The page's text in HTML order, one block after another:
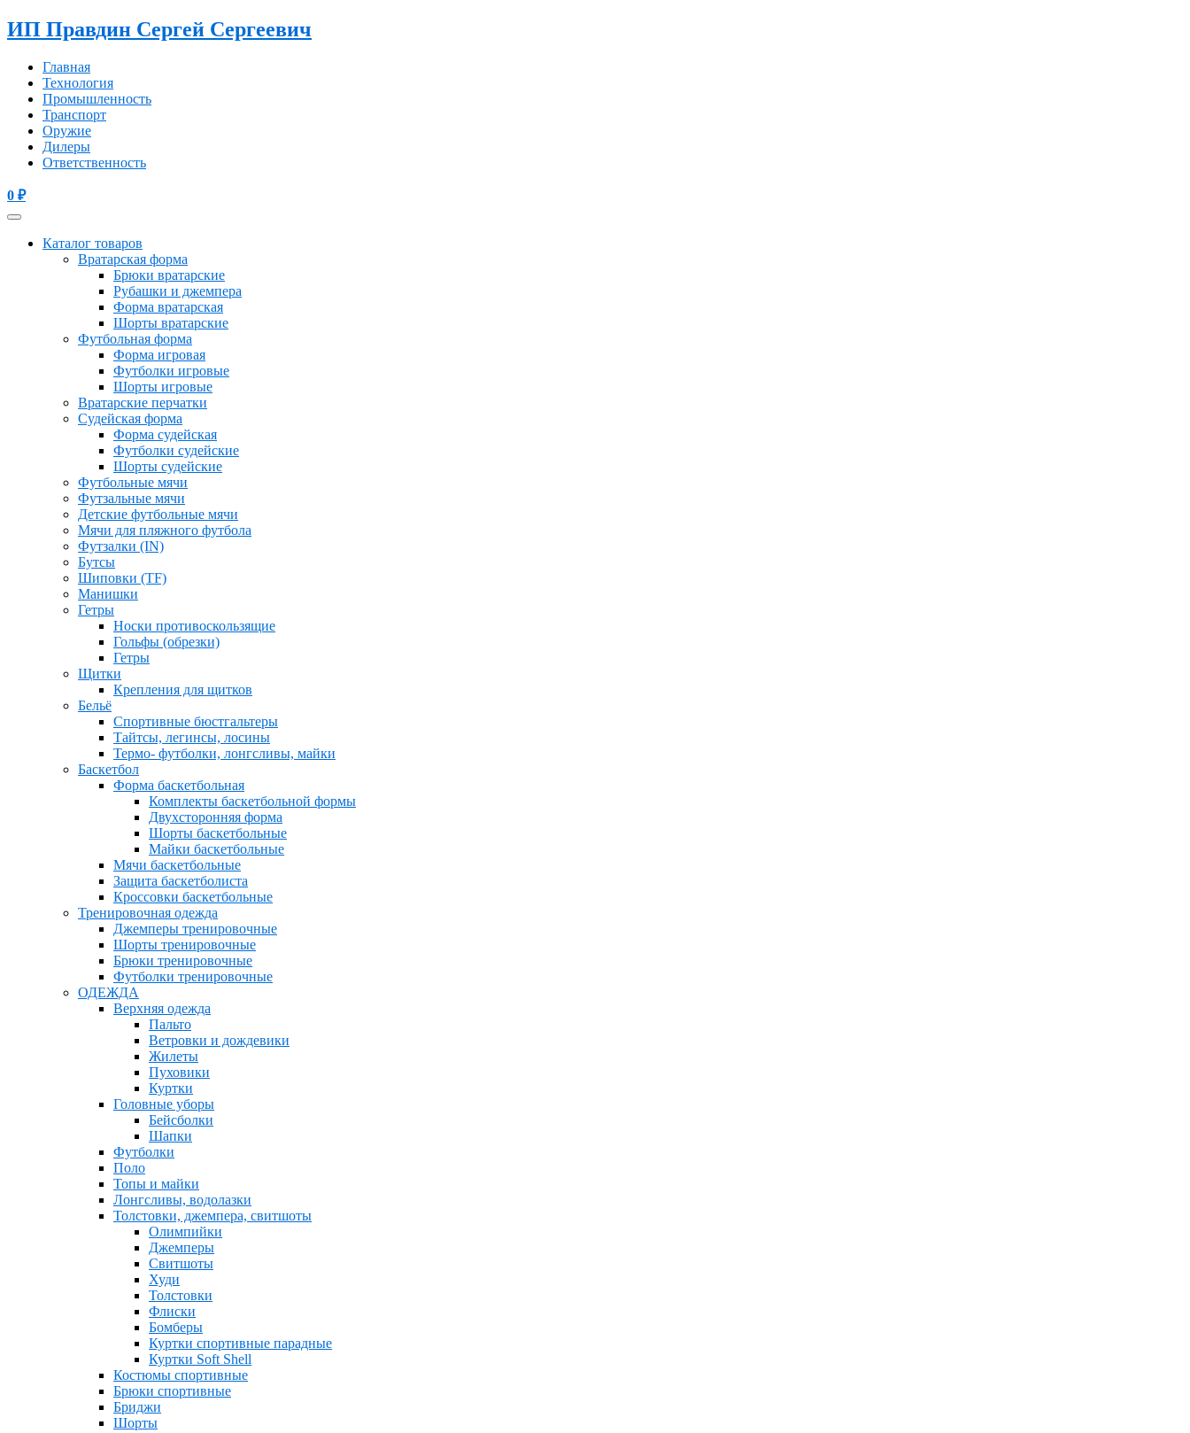
ИП Правдин Сергей Сергеевич
Главная
Технология
Промышленность
Транспорт
Оружие
Дилеры
Ответственность
0 ₽
Каталог товаров
Вратарская форма
Брюки вратарские
Рубашки и джемпера
Форма вратарская
Шорты вратарские
Футбольная форма
Форма игровая
Футболки игровые
Шорты игровые
Вратарские перчатки
Судейская форма
Форма судейская
Футболки судейские
Шорты судейские
Футбольные мячи
Футзальные мячи
Детские футбольные мячи
Мячи для пляжного футбола
Футзалки (IN)
Бутсы
Шиповки (TF)
Манишки
Гетры
Носки противоскользящие
Гольфы (обрезки)
Гетры
Щитки
Крепления для щитков
Бельё
Спортивные бюстгальтеры
Тайтсы, легинсы, лосины
Термо- футболки, лонгсливы, майки
Баскетбол
Форма баскетбольная
Комплекты баскетбольной формы
Двухсторонняя форма
Шорты баскетбольные
Майки баскетбольные
Мячи баскетбольные
Защита баскетболиста
Кроссовки баскетбольные
Тренировочная одежда
Джемперы тренировочные
Шорты тренировочные
Брюки тренировочные
Футболки тренировочные
ОДЕЖДА
Верхняя одежда
Пальто
Ветровки и дождевики
Жилеты
Пуховики
Куртки
Головные уборы
Бейсболки
Шапки
Футболки
Поло
Топы и майки
Лонгсливы, водолазки
Толстовки, джемпера, свитшоты
Олимпийки
Джемперы
Свитшоты
Худи
Толстовки
Флиски
Бомберы
Куртки спортивные парадные
Куртки Soft Shell
Костюмы спортивные
Брюки спортивные
Бриджи
Шорты